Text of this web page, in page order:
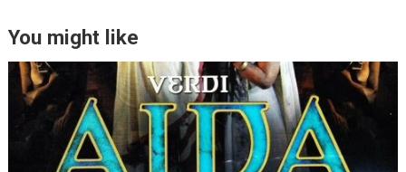
You might like